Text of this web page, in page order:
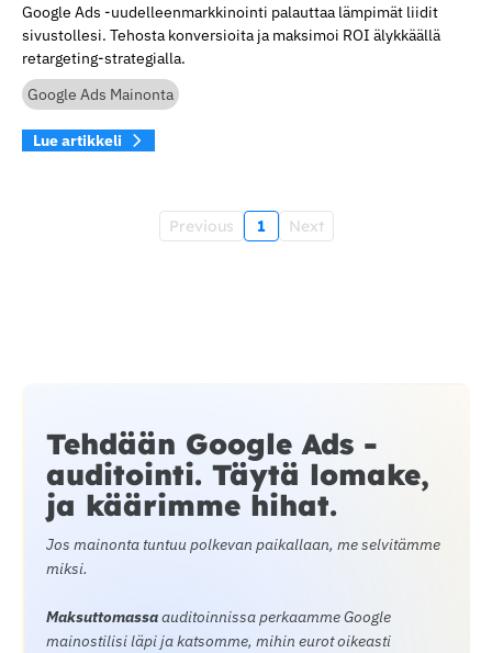
Google Ads -uudelleenmarkkinointi palauttaa lämpimät liidit
sivustollesi. Tehosta konversioita ja maksimoi ROI älykkäällä
retargeting-strategialla.
Google Ads Mainonta
Lue artikkeli
Previous 1 Next
Tehdään Google Ads -
auditointi. Täytä lomake,
ja käärimme hihat.
Jos mainonta tuntuu polkevan paikallaan, me selvitämme
miksi.
Maksuttomassaauditoinnissa perkaamme Google
mainostilisi läpi ja katsomme, mihin eurot oikeasti